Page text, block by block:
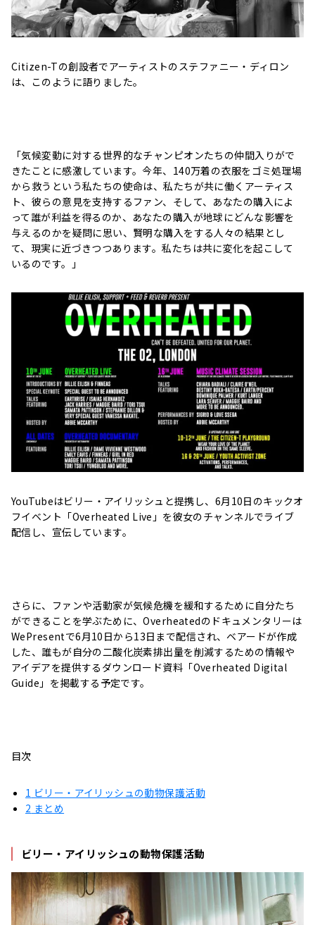
Citizen-Tの創設者でアーティストのステファニー・ディロン
は、このように語りました。
「気候変動に対する世界的なチャンピオンたちの仲間入りがで
きたことに感激しています。今年、140万着の衣服をゴミ処理場
から救うという私たちの使命は、私たちが共に働くアーティス
ト、彼らの意見を支持するファン、そして、あなたの購入によ
って誰が利益を得るのか、あなたの購入が地球にどんな影響を
与えるのかを疑問に思い、賢明な購入をする人々の結果とし
て、現実に近づきつつあります。私たちは共に変化を起こして
いるのです。」
YouTubeはビリー・アイリッシュと提携し、6月10日のキックオ
フイベント「Overheated Live」を彼女のチャンネルでライブ
配信し、宣伝しています。
さらに、ファンや活動家が気候危機を緩和するために自分たち
ができることを学ぶために、Overheatedのドキュメンタリーは
WePresentで6月10日から13日まで配信され、ベアードが作成
した、誰もが自分の二酸化炭素排出量を削減するための情報や
アイデアを提供するダウンロード資料「Overheated Digital
Guide」を掲載する予定です。
目次
1 ビリー・アイリッシュの動物保護活動
2 まとめ
ビリー・アイリッシュの動物保護活動